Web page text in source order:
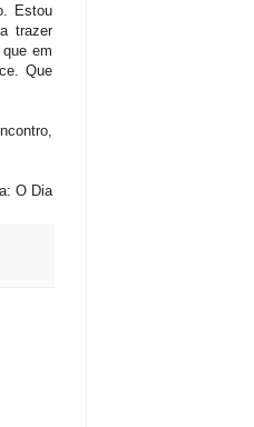
Estou
trazer
em
Que
O Dia